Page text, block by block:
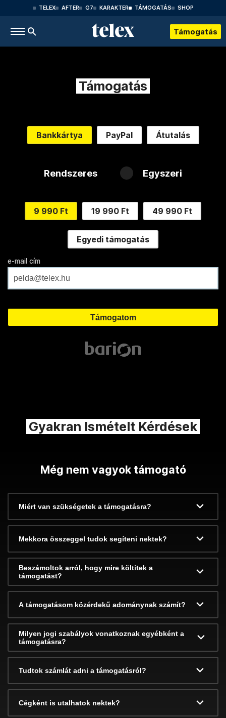
TELEX AFTER G7 KARAKTER TÁMOGATÁS SHOP
Támogatás
Támogatás
Bankkártya PayPal Átutalás
Rendszeres Egyszeri
9 990 Ft 19 990 Ft 49 990 Ft
Egyedi támogatás
e-mail cím
Gyakran Ismételt Kérdések
Még nem vagyok támogató
Miért van szükségetek a támogatásra?
Mekkora összeggel tudok segíteni nektek?
Beszámoltok arról, hogy mire költitek a
támogatást?
A támogatásom közérdekű adománynak számít?
Milyen jogi szabályok vonatkoznak egyébként a
támogatásra?
Tudtok számlát adni a támogatásról?
Cégként is utalhatok nektek?